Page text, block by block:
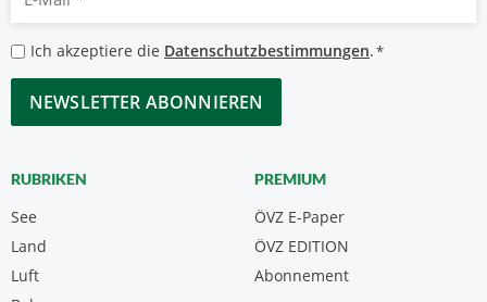
Mail
*
Datenschutzbestimmungen
*
Ich akzeptiere die Datenschutzbestimmungen.*
CAPTCHA
RUBRIKEN
See
Land
Luft
PREMIUM
ÖVZ E-Paper
Abonnement
ÖVZ EDITION